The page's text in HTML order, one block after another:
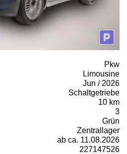
Pkw
Limousine
Jun / 2026
Schaltgetriebe
10 km
3
Grün
Zentrallager
ab ca. 11.08.2026
227147526